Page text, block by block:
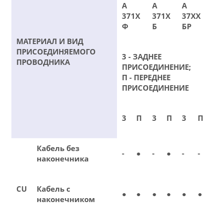
МАТЕРИАЛ И ВИД
ПРИСОЕДИНЯЕМОГО
ПРОВОДНИКА
А
371Х
Ф
А
371Х
Б
А
37ХХ
БР
3 - ЗАДНЕЕ
ПРИСОЕДИНЕНИЕ;
П - ПЕРЕДНЕЕ
ПРИСОЕДИНЕНИЕ
3 П 3 П 3 П
CU
Кабель без
наконечника
- ● - ● - -
Кабель с
наконечником
● ● ● ● ● ●